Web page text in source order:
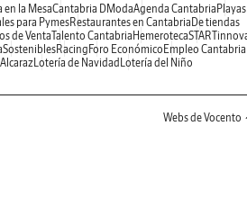
en la MesaCantabria DModaAgenda CantabriaPlayas
para PymesRestaurantes en CantabriaDe tiendas
de VentaTalento CantabriaHemeroteca
SosteniblesRacingForo EconómicoEmpleo Cantabria
Lotería de NavidadLotería del Niño
Webs de Vocento